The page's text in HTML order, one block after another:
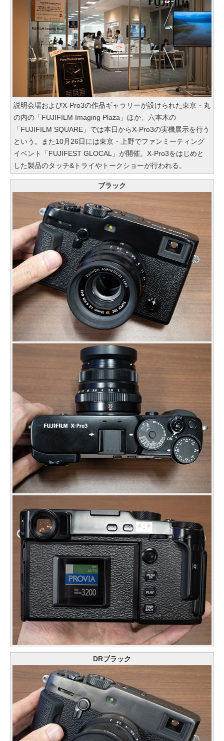
説明会場およびX-Pro3の作品ギャラリーが設けられた東京・丸
の内の「FUJIFILM Imaging Plaza」ほか、六本木の
「FUJIFILM SQUARE」では本日からX-Pro3の実機展示を行う
という。また10月26日には東京・上野でファンミーティング
イベント「FUJIFEST GLOCAL」が開催。X-Pro3をはじめと
した製品のタッチ&トライやトークショーが行われる。
ブラック
DRブラック